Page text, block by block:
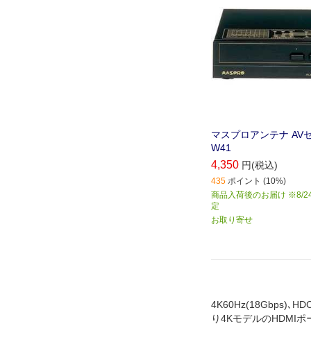
マスプロアンテナ AV
W41
4,350 円(税込)
435 ポイント (10%)
商品入荷後のお届け ※8/
定
お取り寄せ
4K60Hz(18Gbps)､
り4KモデルのHDMIポ